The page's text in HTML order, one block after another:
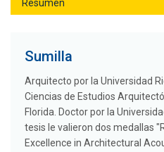
Sumilla
Arquitecto por la Universidad
Ciencias de Estudios
Florida. Doctor por la
tesis le valieron dos medallas
Excellence in Architectural